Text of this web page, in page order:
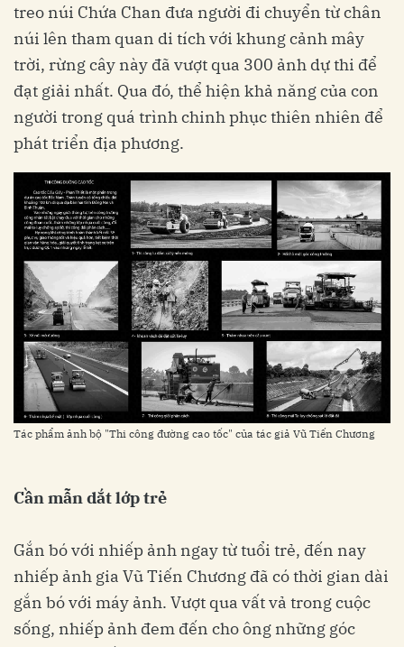
treo núi Chứa Chan đưa người đi chuyển từ chân
núi lên tham quan di tích với khung cảnh mây
trời, rừng cây này đã vượt qua 300 ảnh dự thi để
đạt giải nhất. Qua đó, thể hiện khả năng của con
người trong quá trình chinh phục thiên nhiên để
phát triển địa phương.
Tác phẩm ảnh bộ "Thi công đường cao tốc" của tác giả Vũ Tiến Chương
Cần mẫn dắt lớp trẻ
Gắn bó với nhiếp ảnh ngay từ tuổi trẻ, đến nay
nhiếp ảnh gia Vũ Tiến Chương đã có thời gian dài
gắn bó với máy ảnh. Vượt qua vất vả trong cuộc
sống, nhiếp ảnh đem đến cho ông những góc